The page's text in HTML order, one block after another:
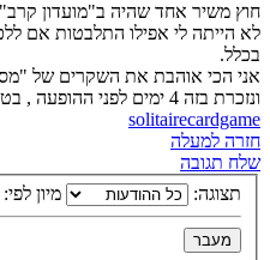
חוץ משיר אחד שהיה ב"מועדון
לא הייתה לי אפילו התלבטות אם
בכלל.
אני הכי אוהבת את השקרים של
ונזכרת בזה 4 ימים לפני ההופעה , בטח...
solitairecardgame
חזרה למעלה
שלח תגובה
תצוגה:
מיון לפי: